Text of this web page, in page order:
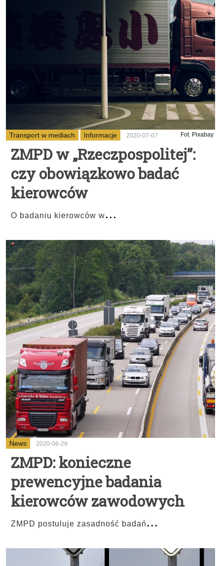
Transport w mediach Informacje 2020-07-07 Fot. Pixabay
ZMPD w „Rzeczpospolitej”:
czy obowiązkowo badać
kierowców
O badaniu kierowców w...
News 2020-06-29
ZMPD: konieczne
prewencyjne badania
kierowców zawodowych
ZMPD postuluje zasadność badań ...